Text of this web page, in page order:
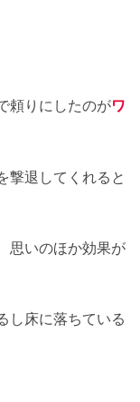
頼りにしたのがワ
撃退してくれると
思いのほか効果が
し床に落ちている